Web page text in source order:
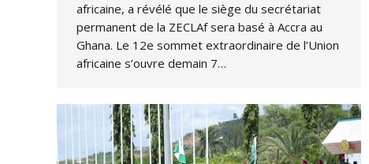
africaine, a révélé que le siège du secrétariat
permanent de la ZECLAf sera basé à Accra au
Ghana. Le 12e sommet extraordinaire de l’Union
africaine s’ouvre demain 7…